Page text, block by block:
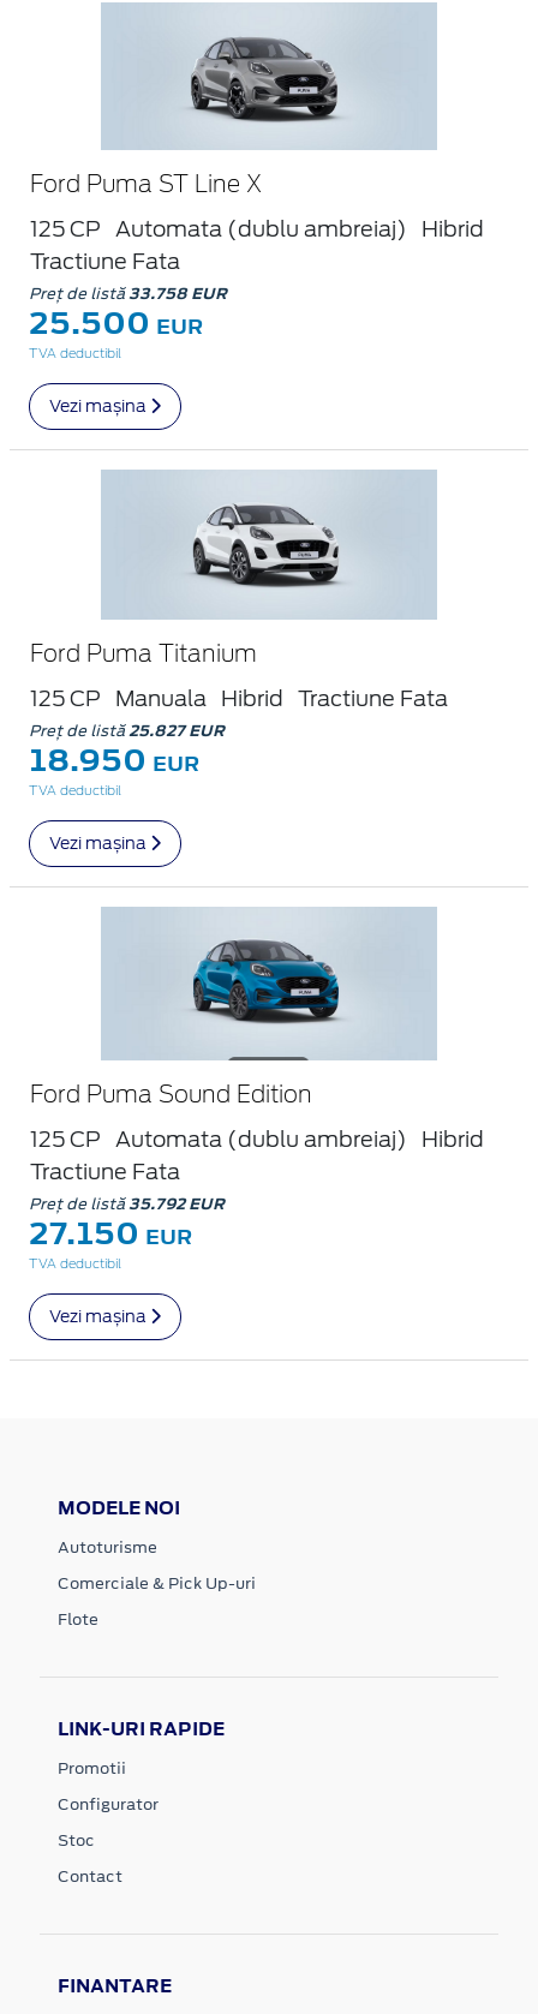
Ford Puma ST Line X
125 CP Automata (dublu ambreiaj)
Hibrid
Tractiune Fata
Preț de listă33.758 EUR
25.500 EUR
TVA deductibil
Vezi mașina
Ford Puma Titanium
125 CP Manuala Hibrid Tractiune Fata
Preț de listă25.827 EUR
18.950 EUR
TVA deductibil
Vezi mașina
Ford Puma Sound Edition
125 CP Automata (dublu ambreiaj)
Hibrid
Tractiune Fata
Preț de listă35.792 EUR
27.150 EUR
TVA deductibil
Vezi mașina
MODELE NOI
Autoturisme
Comerciale & Pick Up-uri
Flote
LINK-URI RAPIDE
Promotii
Configurator
Stoc
Contact
FINANTARE